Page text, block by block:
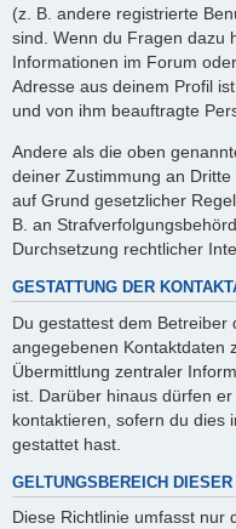
(z. B. andere registrierte
sind. Wenn du Fragen dazu
Informationen im Forum
Adresse aus deinem Profil
und von ihm beauftragte
Andere als die oben
deiner Zustimmung an
auf Grund gesetzlicher
B. an
Durchsetzung rechtlicher
GESTATTUNG DER
Du gestattest dem
angegebenen Kontaktdaten
Übermittlung zentraler
ist. Darüber hinaus dürfen
kontaktieren, sofern du dies
gestattet hast.
GELTUNGSBEREICH
Diese Richtlinie umfasst nur